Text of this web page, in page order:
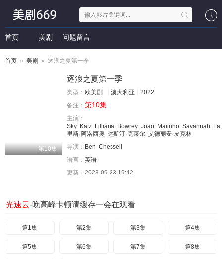
首页 美剧 问题留言
首页 » 美剧 » 逐浪之夏第一季
第10集
逐浪之夏第一季
类型： 欧美剧 澳大利亚
2022
备注： 第10集
主演：
Sky Katz Lilliana Bowrey Joao Marinho Savannah
La
里斯·阿洛西奥 达斯汀·克莱尔 艾德丽安·皮克林
导演： Ben Chessell
语言： 英语
更新： 2023-09-23 19:42
光速云-晚高峰卡顿请缓存一会在观看
第1集 第2集 第3集 第4集
第5集 第6集 第7集 第8集